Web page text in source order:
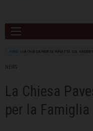
HOME LA CHIESA PAVESE RIFLETTE SUL SINODO
NEWS
La Chiesa
per la Famiglia